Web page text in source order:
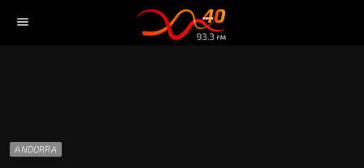
menu
ANDORRA